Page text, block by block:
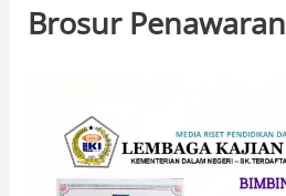
Brosur Penawaran